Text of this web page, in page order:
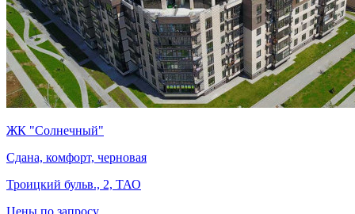
ЖК "Солнечный"
Сдана, комфорт, черновая
Троицкий бульв., 2, ТАО